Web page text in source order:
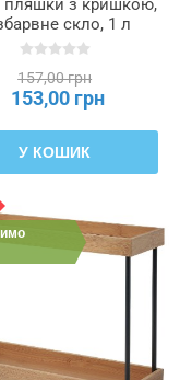
пляшки з кришкою,
скло, 1 л
КОРКЕН,
157,00 грн
153,00 грн
У КОШИК